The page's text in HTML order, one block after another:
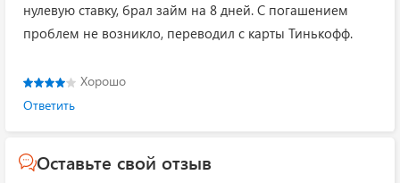
нулевую ставку, брал займ на 8 дней. С погашением
проблем не возникло, переводил с карты Тинькофф.
Хорошо
Ответить
Оставьте свой отзыв